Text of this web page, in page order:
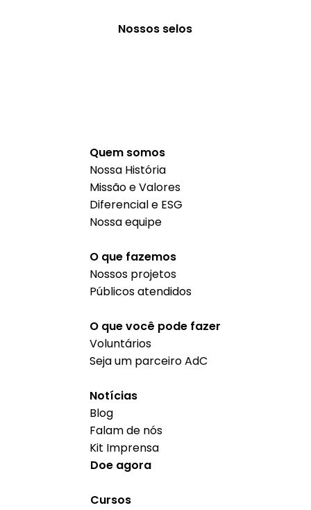
Quem somos
Nossa História
Missão e Valores
Diferencial e ESG
Nossa equipe
O que fazemos
Nossos projetos
Públicos atendidos
O que você pode fazer
Voluntários
Seja um parceiro AdC
Notícias
Blog
Falam de nós
Kit Imprensa
Doe agora
Cursos
Nossos selos